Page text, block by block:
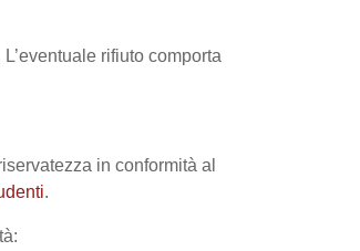
rifiuto comporta
in conformità al
.